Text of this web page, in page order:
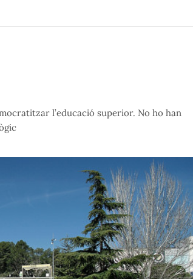
l’educació superior. No ho han